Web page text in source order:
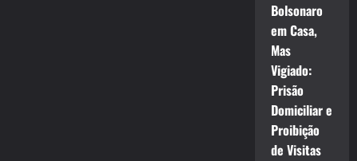
Bolsonaro
em Casa,
Mas
Vigiado:
Prisão
Domiciliar e
Proibição
de Visitas